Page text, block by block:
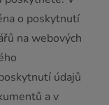
o poskytnutí
na webových
údajů
a v